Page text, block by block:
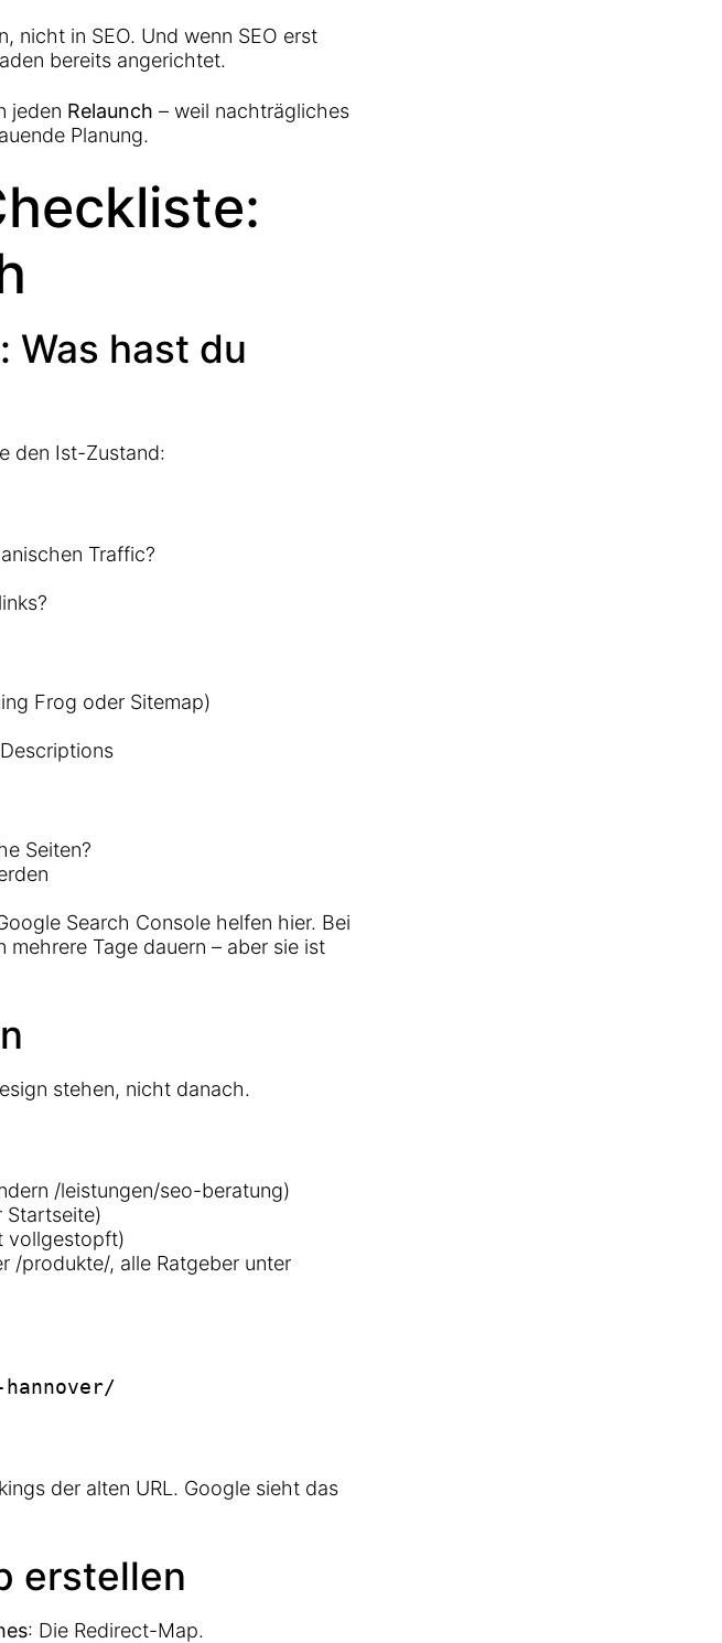
nicht in SEO. Und wenn SEO erst
bereits angerichtet.
jeden Relaunch – weil nachträgliches
Planung.
Was hast du
den Ist-Zustand:
Traffic?
Frog oder Sitemap)
Seiten?
Search Console helfen hier. Bei
mehrere Tage dauern – aber sie ist
stehen, nicht danach.
/leistungen/seo-beratung)
Startseite)
vollgestopft)
/produkte/, alle Ratgeber unter
der alten URL. Google sieht das
erstellen
: Die Redirect-Map.